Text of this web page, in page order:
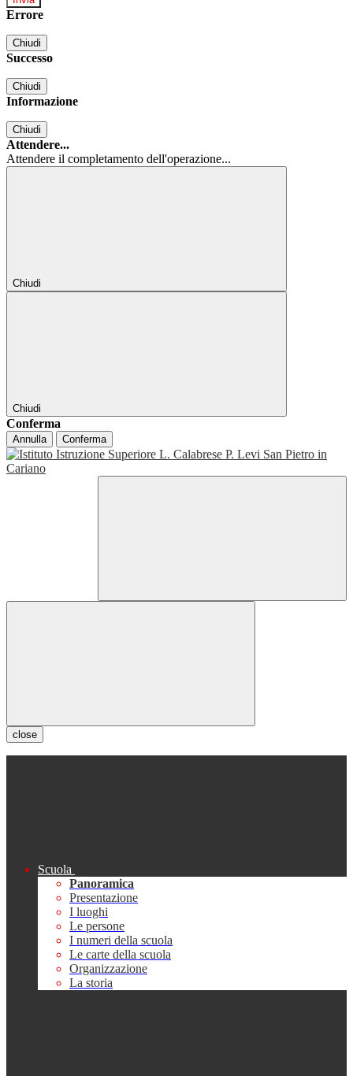
Errore
Chiudi
Successo
Chiudi
Informazione
Chiudi
Attendere...
Attendere il completamento dell'operazione...
Chiudi
Chiudi
Conferma
Annulla Conferma
close
Scuola
Panoramica
Presentazione
I luoghi
Le persone
I numeri della scuola
Le carte della scuola
Organizzazione
La storia